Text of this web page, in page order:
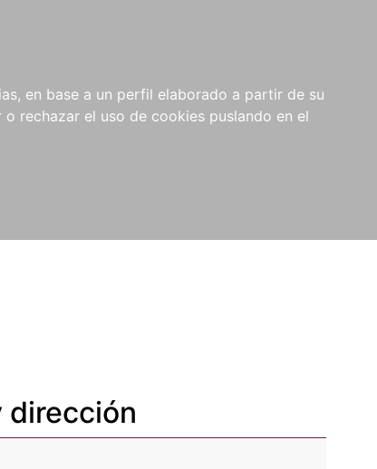
en base a un perfil elaborado a partir de su
rechazar el uso de cookies puslando en el
NOVEDADES NOTICIAS
COMPRAS
INSTITUCIONALES
dirección